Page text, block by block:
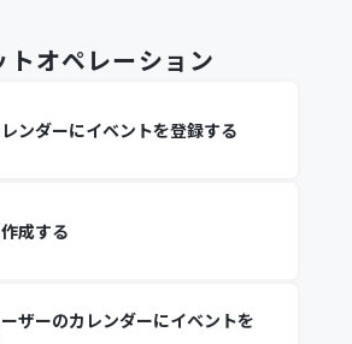
トオペレーション
ンダーにイベントを登録する
成する
ザーのカレンダーにイベントを